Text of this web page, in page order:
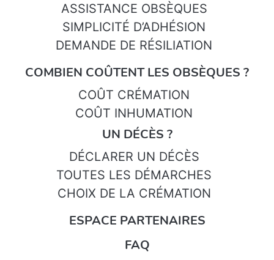
ASSISTANCE OBSÈQUES
SIMPLICITÉ D’ADHÉSION
DEMANDE DE RÉSILIATION
COMBIEN COÛTENT LES OBSÈQUES ?
COÛT CRÉMATION
COÛT INHUMATION
UN DÉCÈS ?
DÉCLARER UN DÉCÈS
TOUTES LES DÉMARCHES
CHOIX DE LA CRÉMATION
ESPACE PARTENAIRES
FAQ